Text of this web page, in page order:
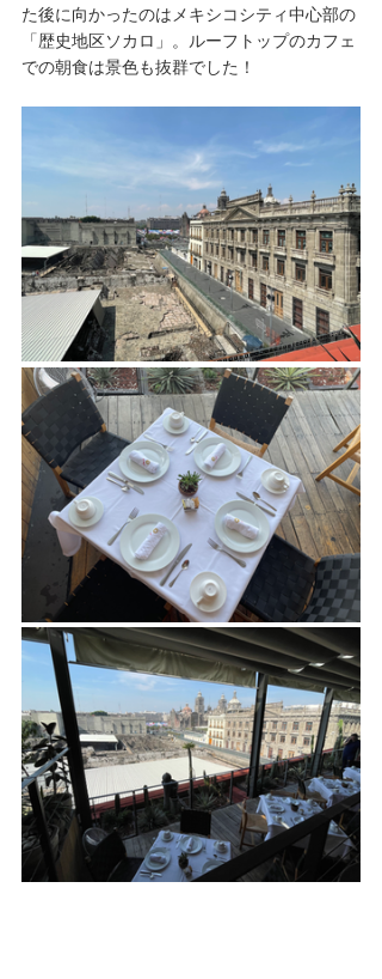
た後に向かったのはメキシコシティ中心部の
「歴史地区ソカロ」。ルーフトップのカフェ
での朝食は景色も抜群でした！